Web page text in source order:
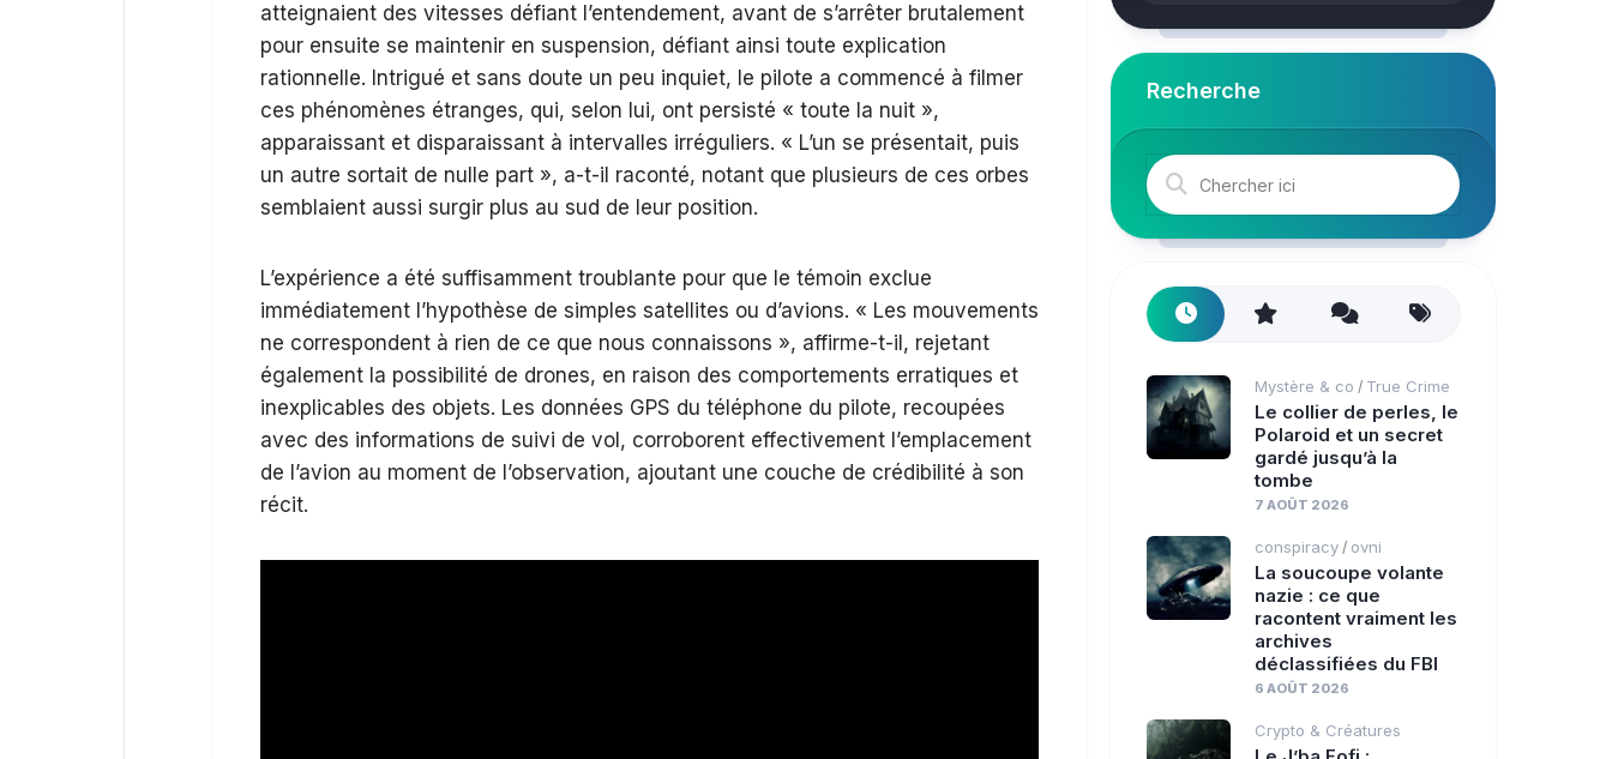
atteignaient des vitesses défiant l’entendement, avant de s’arrêter brutalement
pour ensuite se maintenir en suspension, défiant ainsi toute explication
rationnelle. Intrigué et sans doute un peu inquiet, le pilote a commencé à filmer
ces phénomènes étranges, qui, selon lui, ont persisté « toute la nuit »,
apparaissant et disparaissant à intervalles irréguliers. « L’un se présentait, puis
un autre sortait de nulle part », a-t-il raconté, notant que plusieurs de ces orbes
semblaient aussi surgir plus au sud de leur position.
L’expérience a été suffisamment troublante pour que le témoin exclue
immédiatement l’hypothèse de simples satellites ou d’avions. « Les mouvements
ne correspondent à rien de ce que nous connaissons », affirme-t-il, rejetant
également la possibilité de drones, en raison des comportements erratiques et
inexplicables des objets. Les données GPS du téléphone du pilote, recoupées
avec des informations de suivi de vol, corroborent effectivement l’emplacement
de l’avion au moment de l’observation, ajoutant une couche de crédibilité à son
récit.
Recherche
Mystère & co / True Crime
Le collier de perles, le
Polaroid et un secret
gardé jusqu’à la
tombe
7 AOÛT 2026
conspiracy / ovni
La soucoupe volante
nazie : ce que
racontent vraiment les
archives
déclassifiées du FBI
6 AOÛT 2026
Crypto & Créatures